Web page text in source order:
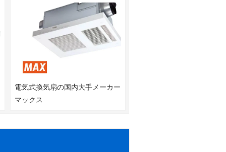
電気式換気扇の国内大手メーカー
マックス